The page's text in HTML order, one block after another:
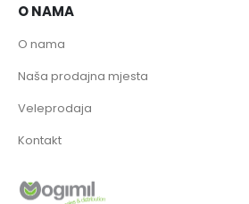
O NAMA
O nama
Naša prodajna mjesta
Veleprodaja
Kontakt